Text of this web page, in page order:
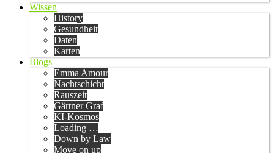
Wissen
History
Gesundheit
Daten
Karten
Blogs
Emma Amour
Nachtschicht
Rauszeit
Gärtner Graf
KI-Kosmos
Loading …
Down by Law
Move on up